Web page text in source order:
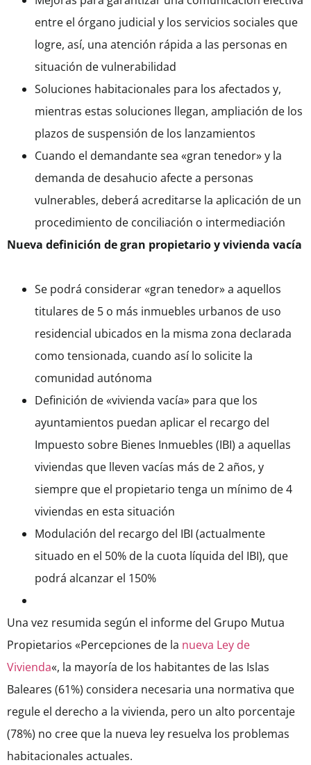
entre el órgano judicial y los servicios sociales que
logre, así, una atención rápida a las personas en
situación de vulnerabilidad
Soluciones habitacionales para los afectados y,
mientras estas soluciones llegan, ampliación de los
plazos de suspensión de los lanzamientos
Cuando el demandante sea «gran tenedor» y la
demanda de desahucio afecte a personas
vulnerables, deberá acreditarse la aplicación de un
procedimiento de conciliación o intermediación
Nueva definición de gran propietario y vivienda vacía
Se podrá considerar «gran tenedor» a aquellos
titulares de 5 o más inmuebles urbanos de uso
residencial ubicados en la misma zona declarada
como tensionada, cuando así lo solicite la
comunidad autónoma
Definición de «vivienda vacía» para que los
ayuntamientos puedan aplicar el recargo del
Impuesto sobre Bienes Inmuebles (IBI) a aquellas
viviendas que lleven vacías más de 2 años, y
siempre que el propietario tenga un mínimo de 4
viviendas en esta situación
Modulación del recargo del IBI (actualmente
situado en el 50% de la cuota líquida del IBI), que
podrá alcanzar el 150%
Una vez resumida según el informe del Grupo Mutua
Propietarios «Percepciones de la nueva Ley de
Vivienda«, la mayoría de los habitantes de las Islas
Baleares (61%) considera necesaria una normativa que
regule el derecho a la vivienda, pero un alto porcentaje
(78%) no cree que la nueva ley resuelva los problemas
habitacionales actuales.